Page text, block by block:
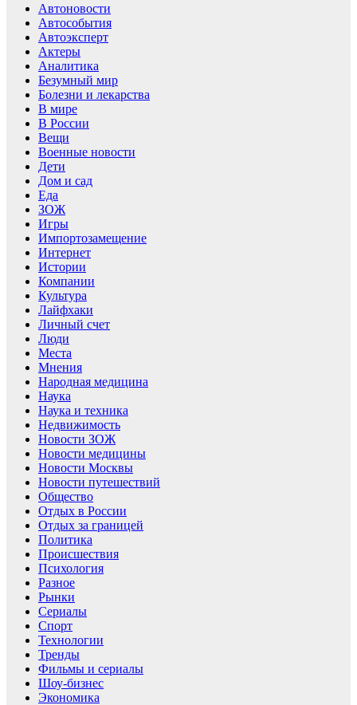
Автоновости
Автособытия
Автоэксперт
Актеры
Аналитика
Безумный мир
Болезни и лекарства
В мире
В России
Вещи
Военные новости
Дети
Дом и сад
Еда
ЗОЖ
Игры
Импортозамещение
Интернет
Истории
Компании
Культура
Лайфхаки
Личный счет
Люди
Места
Мнения
Народная медицина
Наука
Наука и техника
Недвижимость
Новости ЗОЖ
Новости медицины
Новости Москвы
Новости путешествий
Общество
Отдых в России
Отдых за границей
Политика
Происшествия
Психология
Разное
Рынки
Сериалы
Спорт
Технологии
Тренды
Фильмы и сериалы
Шоу-бизнес
Экономика